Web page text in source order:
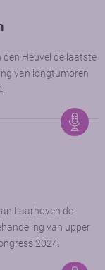
Heuvel de laatste
van longtumoren
Laarhoven de
van upper
2024.